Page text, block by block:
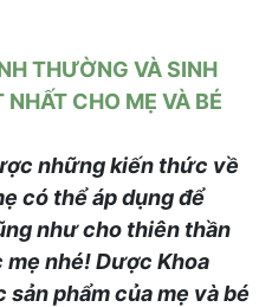
THƯỜNG VÀ SINH
CHO MẸ VÀ BÉ
những kiến thức về
có thể áp dụng để
như cho thiên thần
nhé! Dược Khoa
phẩm của mẹ và bé